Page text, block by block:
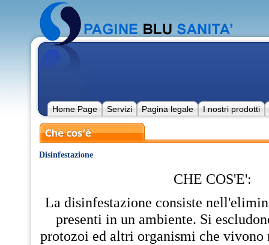
Home Page Servizi Pagina legale I nostri prodotti
Disinfestazione
CHE COS'E':
La disinfestazione consiste
presenti in un ambiente. Si
protozoi ed altri organismi che vivono